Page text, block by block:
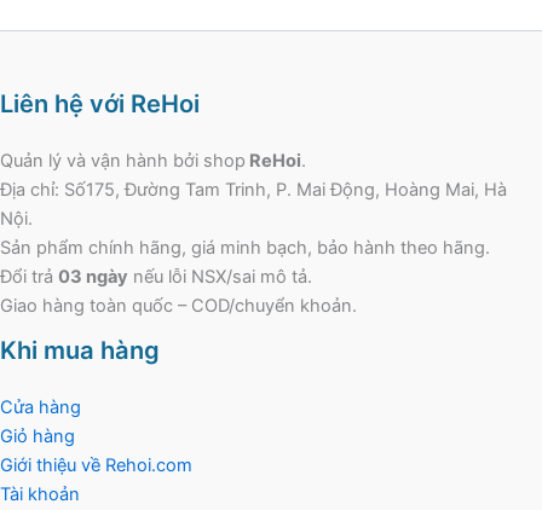
Liên hệ với ReHoi
Quản lý và vận hành bởi shop ReHoi.
Địa chỉ: Số175, Đường Tam Trinh, P. Mai Động, Hoàng Mai, Hà
Nội.
Sản phẩm chính hãng, giá minh bạch, bảo hành theo hãng.
Đổi trả 03 ngày nếu lỗi NSX/sai mô tả.
Giao hàng toàn quốc – COD/chuyển khoản.
Khi mua hàng
Cửa hàng
Giỏ hàng
Giới thiệu về Rehoi.com
Tài khoản